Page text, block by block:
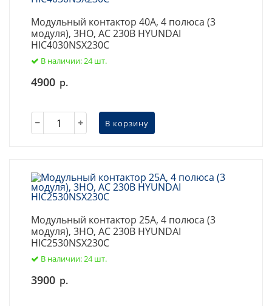
Модульный контактор 40А, 4 полюса (3
модуля), 3НО, AC 230В HYUNDAI
HIC4030NSX230C
В наличии: 24 шт.
4900 р.
В корзину
Модульный контактор 25А, 4 полюса (3
модуля), 3НО, AC 230В HYUNDAI
HIC2530NSX230C
В наличии: 24 шт.
3900 р.